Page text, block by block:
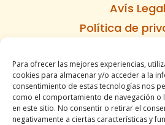
Para ofrecer las mejores experiencias,
cookies para almacenar y/o acceder a la
consentimiento de estas tecnologías nos
como el comportamiento de navegación o
en este sitio. No consentir o retirar el
negativamente a ciertas características y
Avís Legal
Política de
Informe
Condicions de
Mapa del